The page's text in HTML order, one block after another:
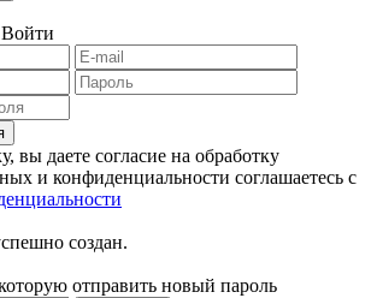
Войти
вы даете согласие на обработку
и конфиденциальности соглашаетесь с
создан.
отправить новый пароль